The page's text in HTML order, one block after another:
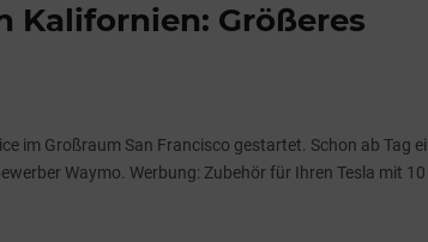
Kalifornien: Größeres
im Großraum San Francisco gestartet. Schon ab Tag
Waymo. Werbung: Zubehör für Ihren Tesla mit 10